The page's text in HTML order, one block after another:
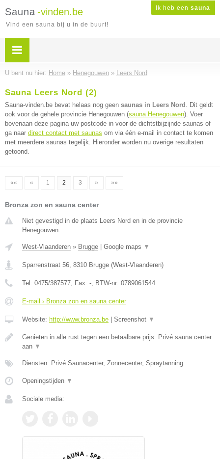
Ik heb een sauna
Sauna -vinden.be
Vind een sauna bij u in de buurt!
U bent nu hier: Home » Henegouwen » Leers Nord
Sauna Leers Nord (2)
Sauna-vinden.be bevat helaas nog geen saunas in Leers Nord . Dit geldt
ook voor de gehele provincie Henegouwen (sauna Henegouwen). Voer
bovenaan deze pagina uw postcode in voor de dichtstbijzijnde saunas of
ga naar direct contact met saunas om via één e-mail in contact te komen
met meerdere saunas tegelijk. Hieronder worden nu overige resultaten
getoond.
«« « 1 2 3 » »»
Bronza zon en sauna center
Niet gevestigd in de plaats Leers Nord en in de provincie
Henegouwen.
West-Vlaanderen » Brugge Google maps ▼
Sparrenstraat 56, 8310 Brugge (West-Vlaanderen)
Tel: 0475/387577, Fax: -, BTW-nr: 0789061544
E-mail › Bronza zon en sauna center
Website: http://www.bronza.be Screenshot ▼
Genieten in alle rust tegen een betaalbare prijs. Privé sauna center
aan ▼
Diensten: Privé Saunacenter, Zonnecenter, Spraytanning
Openingstijden ▼
Sociale media: